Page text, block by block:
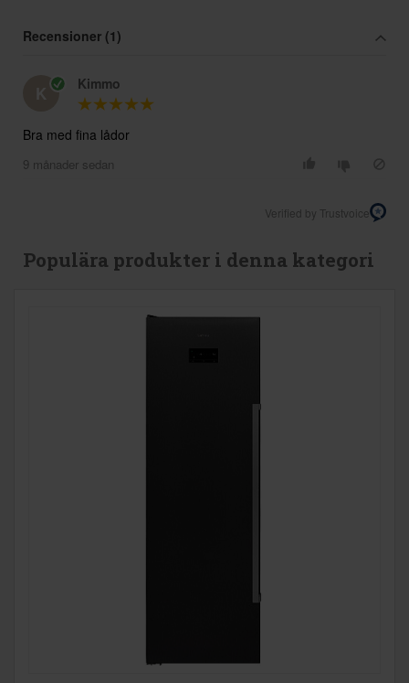
Recensioner (1)
Kimmo
Bra med fina lådor
9 månader sedan
Verified by Trustvoice
Populära produkter i denna kategori